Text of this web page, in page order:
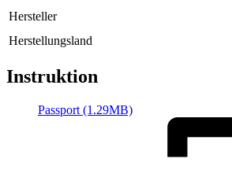
Hersteller
Herstellungsland
Instruktion
Passport (1.29MB)